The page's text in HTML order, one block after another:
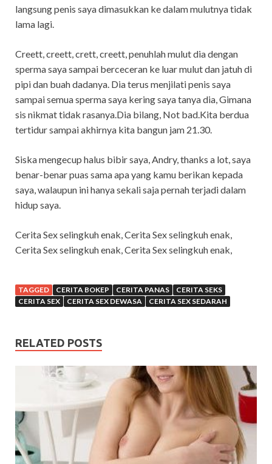
langsung penis saya dimasukkan ke dalam mulutnya tidak
lama lagi.
Creett, creett, crett, creett, penuhlah mulut dia dengan
sperma saya sampai berceceran ke luar mulut dan jatuh di
pipi dan buah dadanya. Dia terus menjilati penis saya
sampai semua sperma saya kering saya tanya dia, Gimana
sis nikmat tidak rasanya.Dia bilang, Not bad.Kita berdua
tertidur sampai akhirnya kita bangun jam 21.30.
Siska mengecup halus bibir saya, Andry, thanks a lot, saya
benar-benar puas sama apa yang kamu berikan kepada
saya, walaupun ini hanya sekali saja pernah terjadi dalam
hidup saya.
Cerita Sex selingkuh enak, Cerita Sex selingkuh enak,
Cerita Sex selingkuh enak, Cerita Sex selingkuh enak,
TAGGED CERITA BOKEP CERITA PANAS
CERITA SEKS
CERITA SEX
CERITA SEX DEWASA CERITA SEX SEDARAH
RELATED POSTS